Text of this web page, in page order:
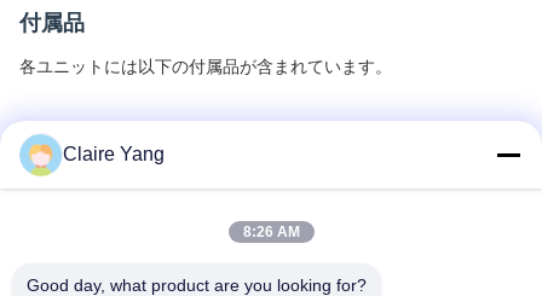
付属品
各ユニットには以下の付属品が含まれています。
Claire Yang
8:26 AM
Good day, what product are you looking for?